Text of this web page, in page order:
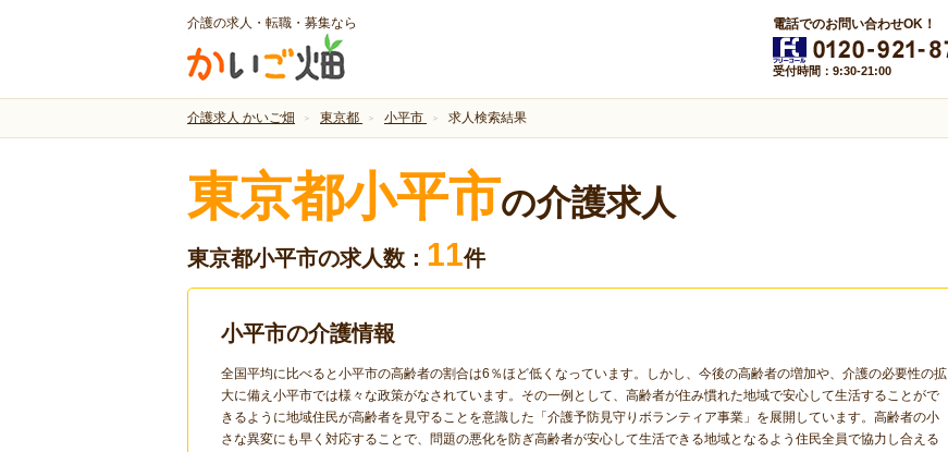
介護の求人・転職・募集なら 電話でのお問い合わせOK！
受付時間：9:30-21:00
介護求人 かいご畑 東京都 小平市 求人検索結果
東京都小平市の介護求人
東京都小平市の求人数： 11件
小平市の介護情報
全国平均に比べると小平市の高齢者の割合は6％ほど低くなっています。しかし、今後の高齢者の増加や、介護の必要性の拡
大に備え小平市では様々な政策がなされています。その一例として、高齢者が住み慣れた地域で安心して生活することがで
きるように地域住民が高齢者を見守ることを意識した「介護予防見守りボランティア事業」を展開しています。高齢者の小
さな異変にも早く対応することで、問題の悪化を防ぎ高齢者が安心して生活できる地域となるよう住民全員で協力し合える